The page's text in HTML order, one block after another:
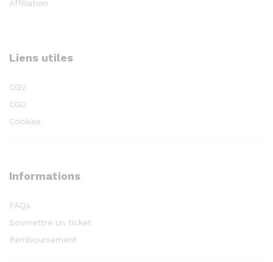
Affiliation
Liens utiles
CGV
CGU
Cookies
Informations
FAQs
Soumettre un ticket
Remboursement